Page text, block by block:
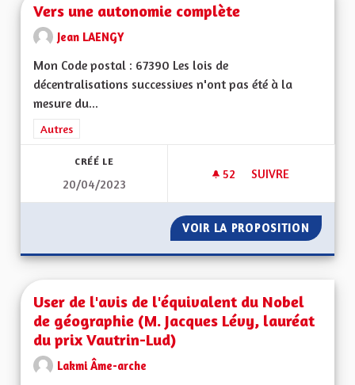
Vers une autonomie complète
Jean LAENGY
Mon Code postal : 67390 Les lois de
décentralisations successives n'ont pas été à la
mesure du...
Filtrer les résultats de la catégorie : Autres
Autres
CRÉÉ LE
20/04/2023
52 52 ABONNÉS
SUIVRE
VOIR LA PROPOSITION VERS
User de l'avis de l'équivalent du Nobel
de géographie (M. Jacques Lévy, lauréat
du prix Vautrin-Lud)
Lakmi Âme-arche